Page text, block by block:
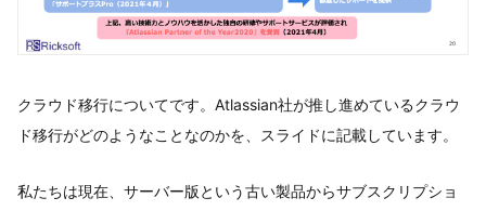
クラウド移行についてです。Atlassian社が推し進めているクラウ
ド移行がどのようなことなのかを、スライドに記載しています。
私たちは現在、サーバー版という古い製品からサブスクリプショ